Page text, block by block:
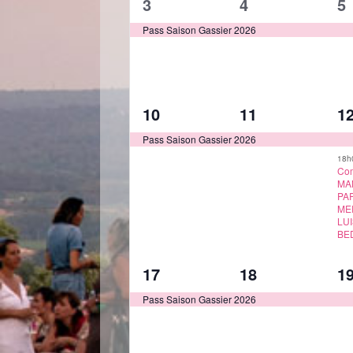
évènement,
Pass Saison Gassier 2026évènement,
1
évènement,
10
Pass Saison Gassier 2026
1
évènement,
11
2
1
évènement,
17
Pass Saison Gassier 2026
1
évènement,
18
1